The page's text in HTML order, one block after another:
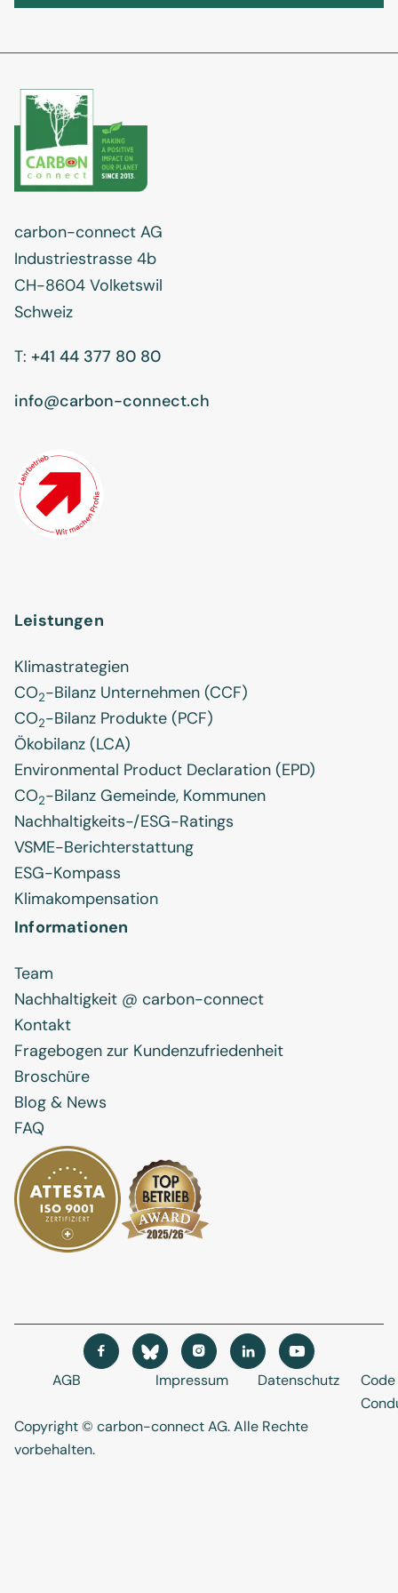
carbon-connect AG
Industriestrasse 4b
CH-8604 Volketswil
Schweiz
T: +41 44 377 80 80
info@carbon-connect.ch
Leistungen
Klimastrategien
CO2-Bilanz Unternehmen (CCF)
CO2-Bilanz Produkte (PCF)
Ökobilanz (LCA)
Environmental Product Declaration (EPD)
CO2-Bilanz Gemeinde, Kommunen
Nachhaltigkeits-/ESG-Ratings
VSME-Berichterstattung
ESG-Kompass
Klimakompensation
Informationen
Team
Nachhaltigkeit @ carbon-connect
Kontakt
Fragebogen zur Kundenzufriedenheit
Broschüre
Blog & News
FAQ
Copyright © carbon-connect AG. Alle Rechte
vorbehalten.
AGB Impressum Datenschutz
   